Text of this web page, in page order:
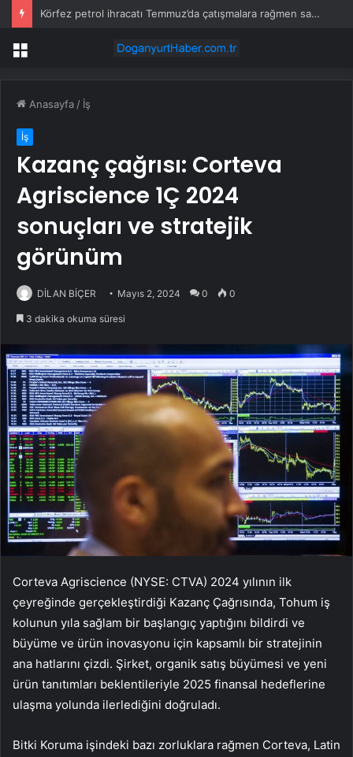
Körfez petrol ihracatı Temmuz’da çatışmalara rağmen sabit kaldı
Menü
Anasayfa / İş
İş
Kazanç çağrısı: Corteva
Agriscience 1Ç 2024
sonuçları ve stratejik
görünüm
DİLAN BİÇER Mayıs 2, 2024 0 0
3 dakika okuma süresi
Corteva Agriscience (NYSE: CTVA) 2024 yılının ilk
çeyreğinde gerçekleştirdiği Kazanç Çağrısında, Tohum iş
kolunun yıla sağlam bir başlangıç yaptığını bildirdi ve
büyüme ve ürün inovasyonu için kapsamlı bir stratejinin
ana hatlarını çizdi. Şirket, organik satış büyümesi ve yeni
ürün tanıtımları beklentileriyle 2025 finansal hedeflerine
ulaşma yolunda ilerlediğini doğruladı.
Bitki Koruma işindeki bazı zorluklara rağmen Corteva, Latin